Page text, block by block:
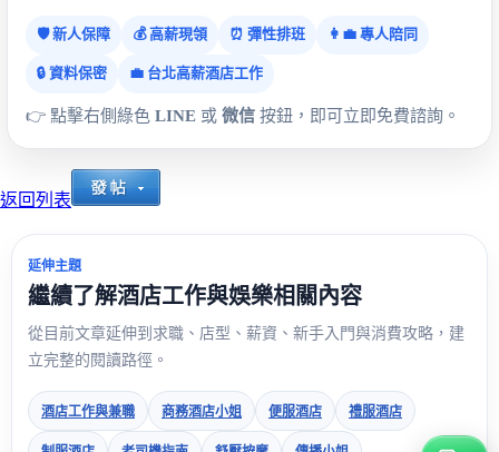
🛡️ 新人保障 💰 高薪現領 ⏰ 彈性排班 👩‍💼 專人陪同
🔒 資料保密 💼 台北高薪酒店工作
👉 點擊右側綠色 LINE 或 微信 按鈕，即可立即免費諮詢。
返回列表
延伸主題
繼續了解酒店工作與娛樂相關內容
從目前文章延伸到求職、店型、薪資、新手入門與消費攻略，建
立完整的閱讀路徑。
酒店工作與兼職 商務酒店小姐 便服酒店 禮服酒店